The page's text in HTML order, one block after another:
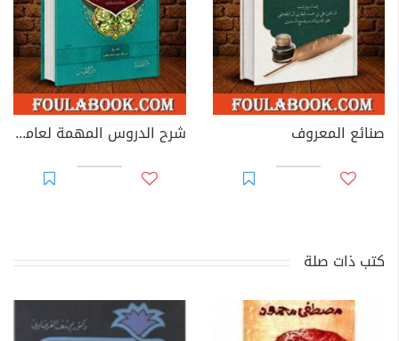
صنائع المعروف شرح الدروس المهمة لعامة الأمة
كتب ذات صلة